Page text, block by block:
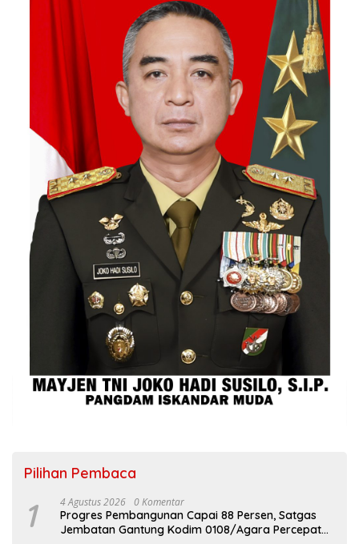
Pilihan Pembaca
1 4 Agustus 2026 0 Komentar
Progres Pembangunan Capai 88 Persen, Satgas
Jembatan Gantung Kodim 0108/Agara Percepat